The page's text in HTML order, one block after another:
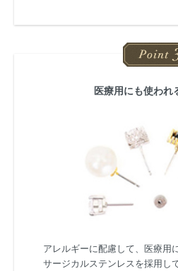
医療用にも使われ
アレルギーに配慮して、医療用
サージカルステンレスを採用し